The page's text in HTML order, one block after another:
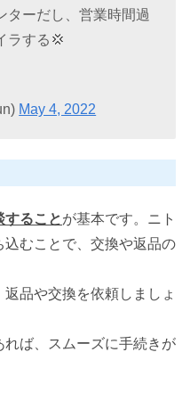
ターだし、営業時間過
ラする💢
May 4, 2022
することが基本です。ニト
込むことで、交換や返品の
品や交換を依頼しましょ
れば、スムーズに手続きが